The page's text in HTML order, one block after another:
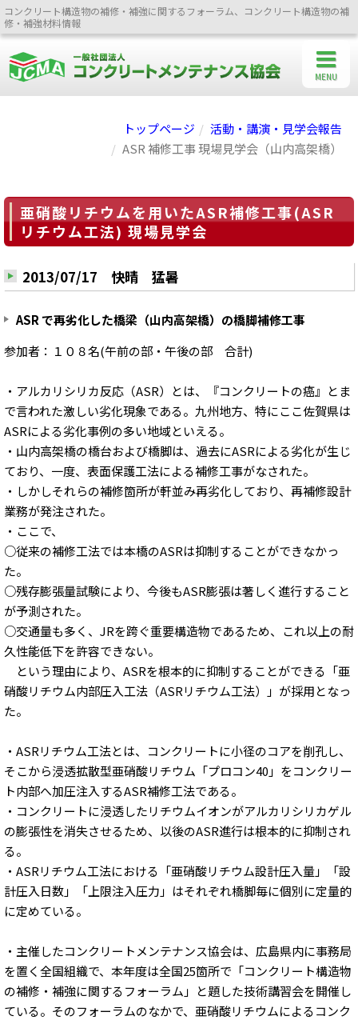
コンクリート構造物の補修・補強に関するフォーラム、コンクリート構造物の補
修・補強材料情報
トップページ
活動・講演・見学会報告
ASR 補修工事 現場見学会（山内高架橋）
亜硝酸リチウムを用いたASR補修工事(ASR
リチウム工法) 現場見学会
2013/07/17 快晴 猛暑
ASR で再劣化した橋梁（山内高架橋）の橋脚補修工事
参加者：１０８名(午前の部・午後の部 合計)
・アルカリシリカ反応（ASR）とは、『コンクリートの癌』とま
で言われた激しい劣化現象である。九州地方、特にここ佐賀県は
ASRによる劣化事例の多い地域といえる。
・山内高架橋の橋台および橋脚は、過去にASRによる劣化が生じ
ており、一度、表面保護工法による補修工事がなされた。
・しかしそれらの補修箇所が軒並み再劣化しており、再補修設計
業務が発注された。
・ここで、
○従来の補修工法では本橋のASRは抑制することができなかっ
た。
○残存膨張量試験により、今後もASR膨張は著しく進行すること
が予測された。
○交通量も多く、JRを跨ぐ重要構造物であるため、これ以上の耐
久性能低下を許容できない。
という理由により、ASRを根本的に抑制することができる「亜
硝酸リチウム内部圧入工法（ASRリチウム工法）」が採用となっ
た。
・ASRリチウム工法とは、コンクリートに小径のコアを削孔し、
そこから浸透拡散型亜硝酸リチウム「プロコン40」をコンクリー
ト内部へ加圧注入するASR補修工法である。
・コンクリートに浸透したリチウムイオンがアルカリシリカゲル
の膨張性を消失させるため、以後のASR進行は根本的に抑制され
る。
・ASRリチウム工法における「亜硝酸リチウム設計圧入量」「設
計圧入日数」「上限注入圧力」はそれぞれ橋脚毎に個別に定量的
に定めている。
・主催したコンクリートメンテナンス協会は、広島県内に事務局
を置く全国組織で、本年度は全国25箇所で「コンクリート構造物
の補修・補強に関するフォーラム」と題した技術講習会を開催し
ている。そのフォーラムのなかで、亜硝酸リチウムによるコンク
MENU